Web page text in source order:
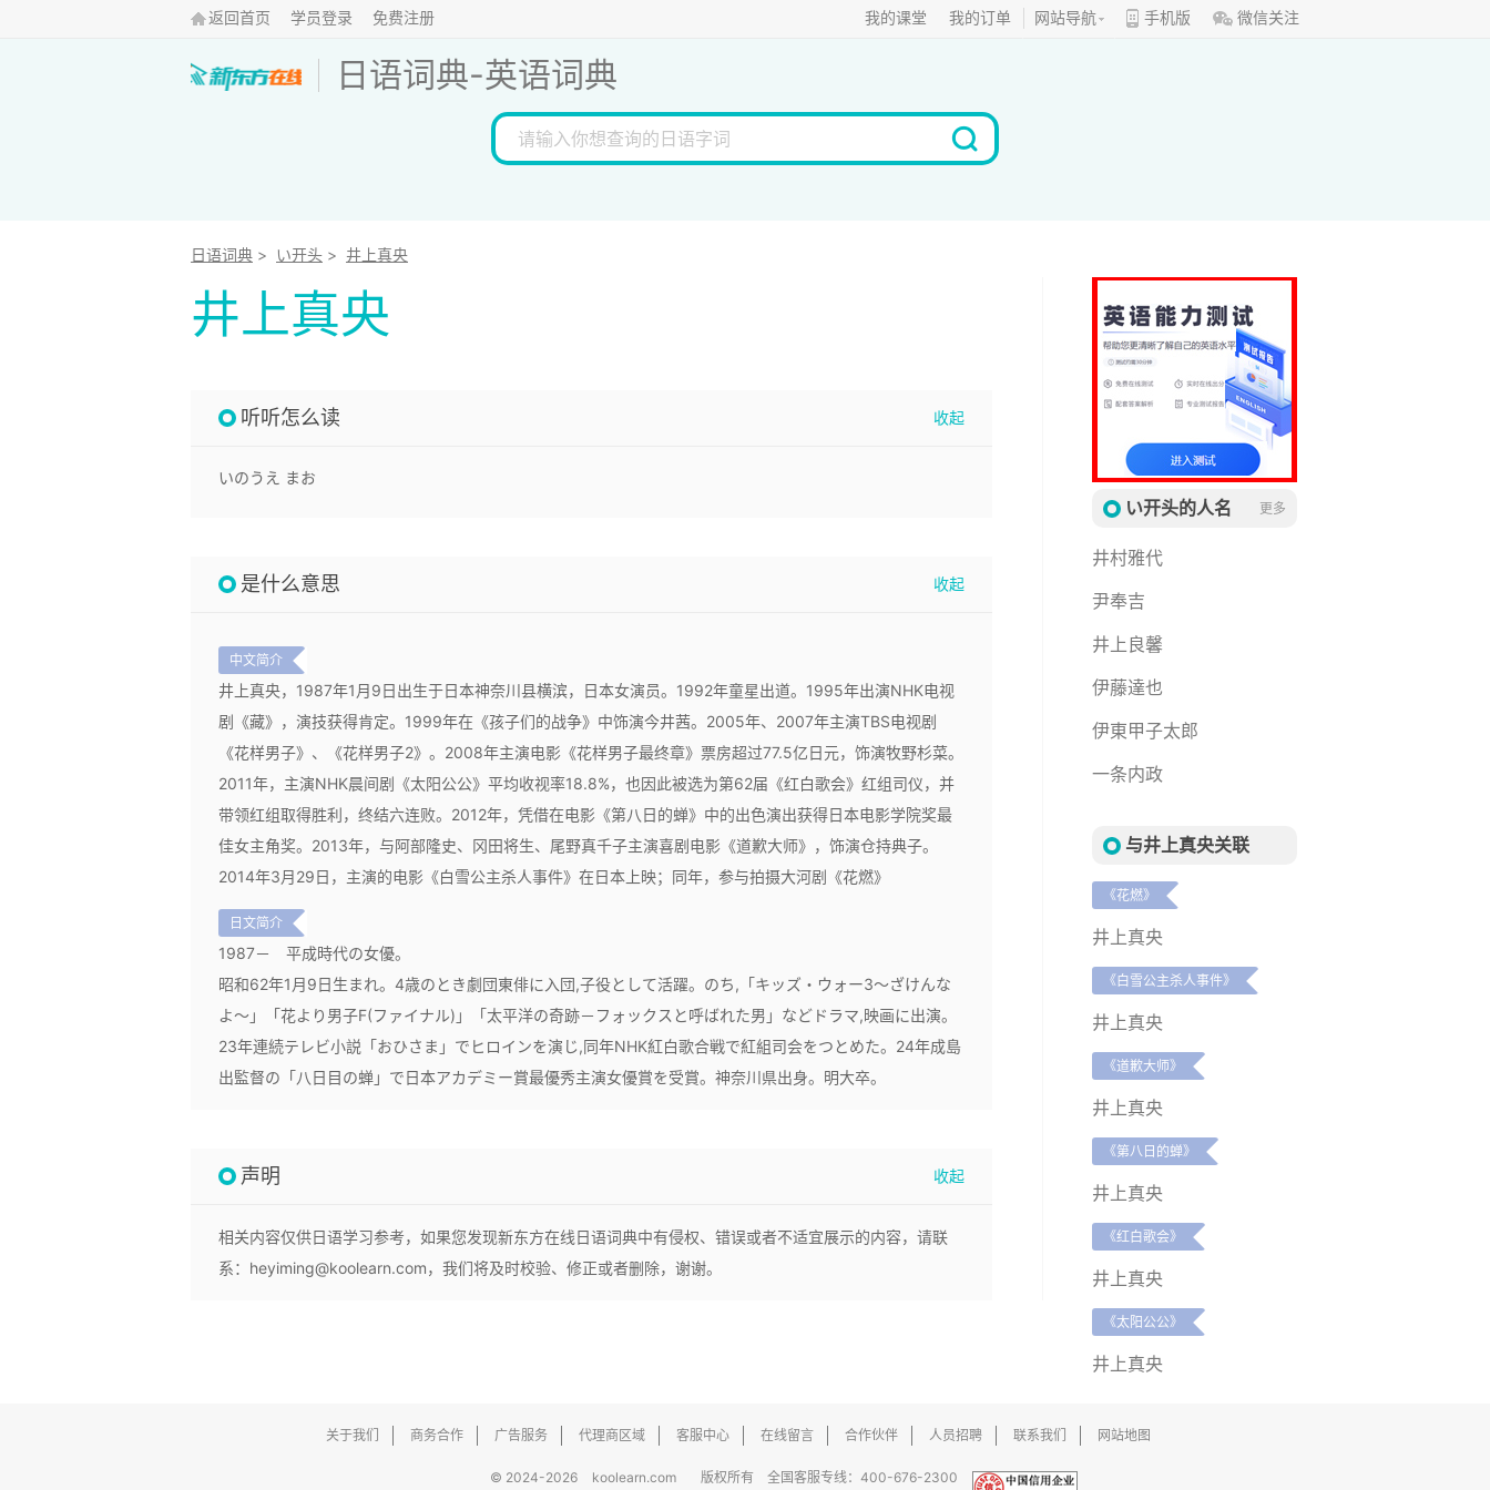
返回首页 学员登录 免费注册 我的课堂 我的订单 网站导航 手机版 微信关注
日语词典-英语词典
日语词典 > い开头 > 井上真央
井上真央
听听怎么读
いのうえ まお
是什么意思
中文简介
井上真央，1987年1月9日出生于日本神奈川县横滨，日本女演员。1992年童星出道。1995年出演NHK电视
剧《藏》，演技获得肯定。1999年在《孩子们的战争》中饰演今井茜。2005年、2007年主演TBS电视剧
《花样男子》、《花样男子2》。2008年主演电影《花样男子最终章》票房超过77.5亿日元，饰演牧野杉菜。
2011年，主演NHK晨间剧《太阳公公》平均收视率18.8%，也因此被选为第62届《红白歌会》红组司仪，并
带领红组取得胜利，终结六连败。2012年，凭借在电影《第八日的蝉》中的出色演出获得日本电影学院奖最
佳女主角奖。2013年，与阿部隆史、冈田将生、尾野真千子主演喜剧电影《道歉大师》，饰演仓持典子。
2014年3月29日，主演的电影《白雪公主杀人事件》在日本上映；同年，参与拍摄大河剧《花燃》
日文简介
1987－
平成時代の女優。
昭和62年1月9日生まれ。4歳のとき劇団東俳に入団,子役として活躍。のち,「キッズ・ウォー3～ざけんな
よ～」「花より男子F(ファイナル)」「太平洋の奇跡－フォックスと呼ばれた男」などドラマ,映画に出演。
23年連続テレビ小説「おひさま」でヒロインを演じ,同年NHK紅白歌合戦で紅組司会をつとめた。24年成島
出監督の「八日目の蝉」で日本アカデミー賞最優秀主演女優賞を受賞。神奈川県出身。明大卒。
声明
相关内容仅供日语学习参考，如果您发现新东方在线日语词典中有侵权、错误或者不适宜展示的内容，请联
系：heyiming@koolearn.com，我们将及时校验、修正或者删除，谢谢。
い开头的人名 更多
井村雅代
尹奉吉
井上良馨
伊藤達也
伊東甲子太郎
一条内政
与井上真央关联
《花燃》
井上真央
《白雪公主杀人事件》
井上真央
《道歉大师》
井上真央
《第八日的蝉》
井上真央
《红白歌会》
井上真央
《太阳公公》
井上真央
关于我们 商务合作 广告服务 代理商区域 客服中心 在线留言 合作伙伴 人员招聘 联系我们 网站地图
© 2024-2026 koolearn.com 版权所有 全国客服专线：400-676-2300